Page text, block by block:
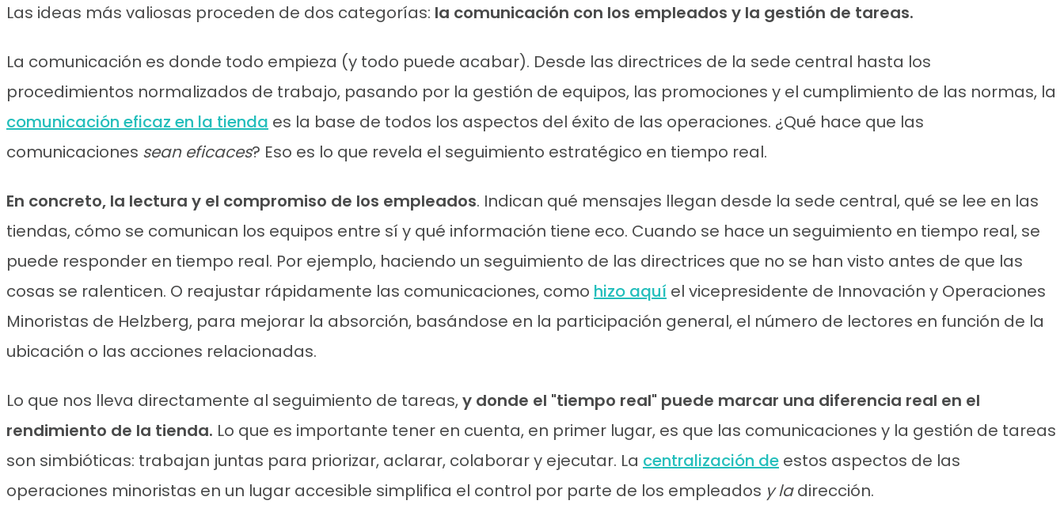
Las ideas más valiosas proceden de dos categorías: la comunicación con los empleados y la gestión de tareas.
La comunicación es donde todo empieza (y todo puede acabar). Desde las directrices de la sede central hasta los
procedimientos normalizados de trabajo, pasando por la gestión de equipos, las promociones y el cumplimiento de las normas, la
comunicación eficaz en la tienda es la base de todos los aspectos del éxito de las operaciones. ¿Qué hace que las
comunicaciones sean eficaces? Eso es lo que revela el seguimiento estratégico en tiempo real.
En concreto, la lectura y el compromiso de los empleados. Indican qué mensajes llegan desde la sede central, qué se lee en las
tiendas, cómo se comunican los equipos entre sí y qué información tiene eco. Cuando se hace un seguimiento en tiempo real, se
puede responder en tiempo real. Por ejemplo, haciendo un seguimiento de las directrices que no se han visto antes de que las
cosas se ralenticen. O reajustar rápidamente las comunicaciones, como hizo aquí el vicepresidente de Innovación y Operaciones
Minoristas de Helzberg, para mejorar la absorción, basándose en la participación general, el número de lectores en función de la
ubicación o las acciones relacionadas.
Lo que nos lleva directamente al seguimiento de tareas,y donde el "tiempo real" puede marcar una diferencia real en el
rendimiento de la tienda. Lo que es importante tener en cuenta, en primer lugar, es que las comunicaciones y la gestión de tareas
son simbióticas: trabajan juntas para priorizar, aclarar, colaborar y ejecutar. La centralización de estos aspectos de las
operaciones minoristas en un lugar accesible simplifica el control por parte de los empleados y ladirección.